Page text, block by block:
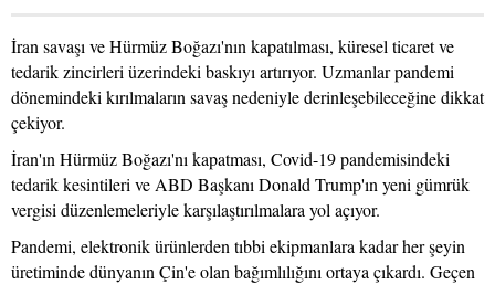
İran savaşı ve Hürmüz Boğazı'nın kapatılması, küresel ticaret ve
tedarik zincirleri üzerindeki baskıyı artırıyor. Uzmanlar pandemi
dönemindeki kırılmaların savaş nedeniyle derinleşebileceğine dikkat
çekiyor.
İran'ın Hürmüz Boğazı'nı kapatması, Covid-19 pandemisindeki
tedarik kesintileri ve ABD Başkanı Donald Trump'ın yeni gümrük
vergisi düzenlemeleriyle karşılaştırılmalara yol açıyor.
Pandemi, elektronik ürünlerden tıbbi ekipmanlara kadar her şeyin
üretiminde dünyanın Çin'e olan bağımlılığını ortaya çıkardı. Geçen